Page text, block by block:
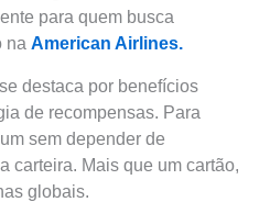
para quem busca
na American Airlines.
destaca por benefícios
de recompensas. Para
sem depender de
carteira. Mais que um cartão,
globais.